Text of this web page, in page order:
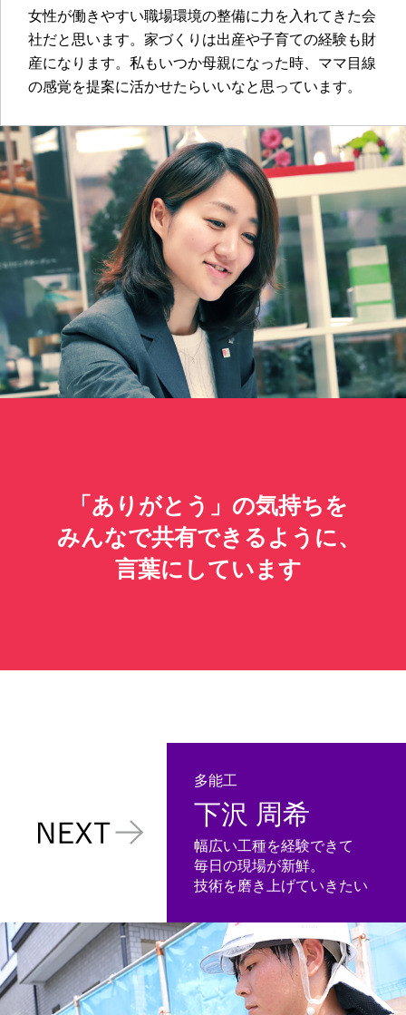
女性が働きやすい職場環境の整備に力を入れてきた会
社だと思います。家づくりは出産や子育ての経験も財
産になります。私もいつか母親になった時、ママ目線
の感覚を提案に活かせたらいいなと思っています。
「ありがとう」の気持ちを
みんなで共有できるように、
言葉にしています
多能工
下沢 周希
幅広い工種を経験できて
毎日の現場が新鮮。
技術を磨き上げていきたい